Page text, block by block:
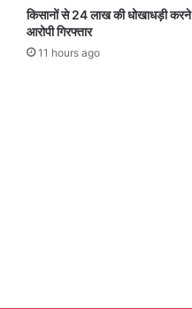
किसानों से 24 लाख की धोखाधड़ी करने
आरोपी गिरफ्तार
11 hours ago